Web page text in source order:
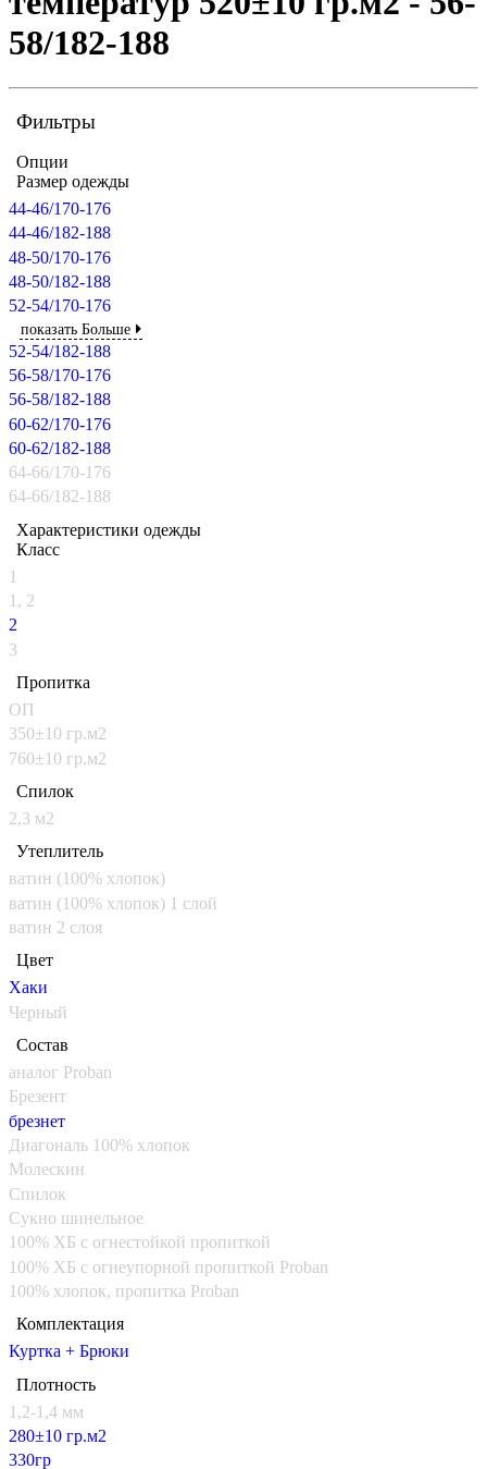
58/182-188
Фильтры
Опции
Размер одежды
44-46/170-176
44-46/182-188
48-50/170-176
48-50/182-188
52-54/170-176
показать Больше
52-54/182-188
56-58/170-176
56-58/182-188
60-62/170-176
60-62/182-188
64-66/170-176
64-66/182-188
Характеристики одежды
Класс
1
1, 2
2
3
Пропитка
ОП
350±10 гр.м2
760±10 гр.м2
Спилoк
2,3 м2
Утеплитель
ватин (100% хлопок)
ватин (100% хлопок) 1 слой
ватин 2 слоя
Цвет
Хаки
Черный
Состав
аналог Proban
Брезент
брезнет
Диагональ 100% хлопок
Молескин
Спилок
Сукно шинельное
100% ХБ с огнестойкой пропиткой
100% ХБ с огнеупорной пропиткой Proban
100% хлопок, пропитка Proban
Комплектация
Куртка + Брюки
Плотность
1,2-1,4 мм
280±10 гр.м2
330гр